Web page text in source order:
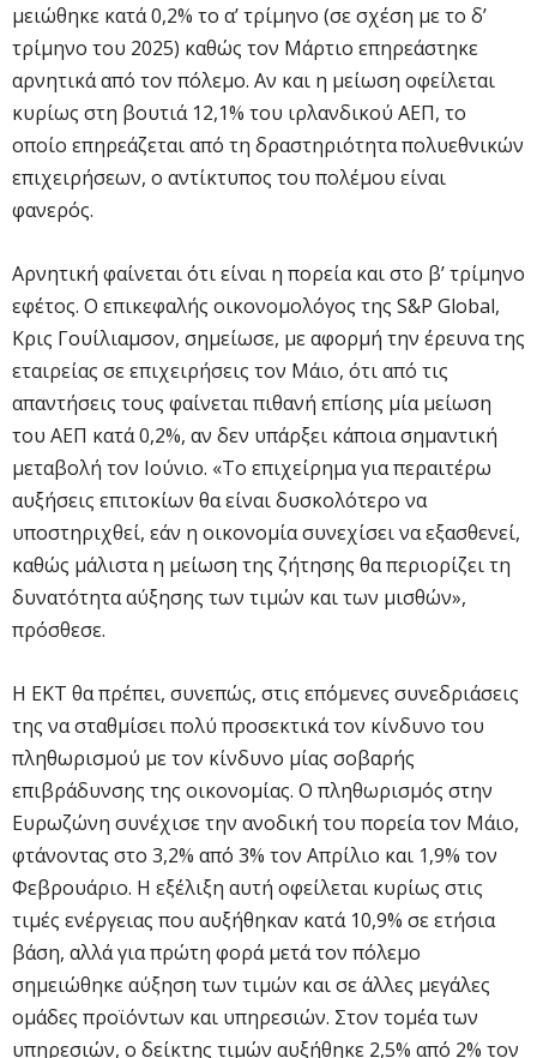
μειώθηκε κατά 0,2% το α’ τρίμηνο (σε σχέση με το δ’
τρίμηνο του 2025) καθώς τον Μάρτιο επηρεάστηκε
αρνητικά από τον πόλεμο. Αν και η μείωση οφείλεται
κυρίως στη βουτιά 12,1% του ιρλανδικού ΑΕΠ, το
οποίο επηρεάζεται από τη δραστηριότητα πολυεθνικών
επιχειρήσεων, ο αντίκτυπος του πολέμου είναι
φανερός.
Αρνητική φαίνεται ότι είναι η πορεία και στο β’ τρίμηνο
εφέτος. Ο επικεφαλής οικονομολόγος της S&P Global,
Κρις Γουίλιαμσον, σημείωσε, με αφορμή την έρευνα της
εταιρείας σε επιχειρήσεις τον Μάιο, ότι από τις
απαντήσεις τους φαίνεται πιθανή επίσης μία μείωση
του ΑΕΠ κατά 0,2%, αν δεν υπάρξει κάποια σημαντική
μεταβολή τον Ιούνιο. «Το επιχείρημα για περαιτέρω
αυξήσεις επιτοκίων θα είναι δυσκολότερο να
υποστηριχθεί, εάν η οικονομία συνεχίσει να εξασθενεί,
καθώς μάλιστα η μείωση της ζήτησης θα περιορίζει τη
δυνατότητα αύξησης των τιμών και των μισθών»,
πρόσθεσε.
Η ΕΚΤ θα πρέπει, συνεπώς, στις επόμενες συνεδριάσεις
της να σταθμίσει πολύ προσεκτικά τον κίνδυνο του
πληθωρισμού με τον κίνδυνο μίας σοβαρής
επιβράδυνσης της οικονομίας. Ο πληθωρισμός στην
Ευρωζώνη συνέχισε την ανοδική του πορεία τον Μάιο,
φτάνοντας στο 3,2% από 3% τον Απρίλιο και 1,9% τον
Φεβρουάριο. Η εξέλιξη αυτή οφείλεται κυρίως στις
τιμές ενέργειας που αυξήθηκαν κατά 10,9% σε ετήσια
βάση, αλλά για πρώτη φορά μετά τον πόλεμο
σημειώθηκε αύξηση των τιμών και σε άλλες μεγάλες
ομάδες προϊόντων και υπηρεσιών. Στον τομέα των
υπηρεσιών, ο δείκτης τιμών αυξήθηκε 2,5% από 2% τον